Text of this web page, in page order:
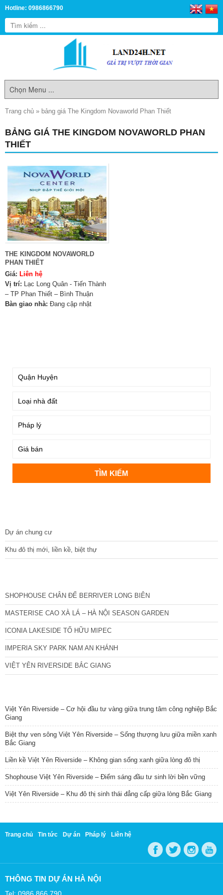
Hotline: 0986866790
Trang chủ » bảng giá The Kingdom Novaworld Phan Thiết
BẢNG GIÁ THE KINGDOM NOVAWORLD PHAN
THIẾT
THE KINGDOM NOVAWORLD
PHAN THIẾT
Giá: Liên hệ
Vị trí: Lạc Long Quân - Tiến Thành
– TP Phan Thiết – Bình Thuận
Bàn giao nhà: Đang cập nhật
Dự án chung cư
Khu đô thị mới, liền kề, biệt thự
SHOPHOUSE CHÂN ĐẾ BERRIVER LONG BIÊN
MASTERISE CAO XÀ LÁ – HÀ NỘI SEASON GARDEN
ICONIA LAKESIDE TỐ HỮU MIPEC
IMPERIA SKY PARK NAM AN KHÁNH
VIỆT YÊN RIVERSIDE BẮC GIANG
Việt Yên Riverside – Cơ hội đầu tư vàng giữa trung tâm công nghiệp Bắc
Giang
Biệt thự ven sông Việt Yên Riverside – Sống thượng lưu giữa miền xanh
Bắc Giang
Liền kề Việt Yên Riverside – Không gian sống xanh giữa lòng đô thị
Shophouse Việt Yên Riverside – Điểm sáng đầu tư sinh lời bền vững
Việt Yên Riverside – Khu đô thị sinh thái đẳng cấp giữa lòng Bắc Giang
Trang chủ Tin tức Dự án Pháp lý Liên hệ
THÔNG TIN DỰ ÁN HÀ NỘI